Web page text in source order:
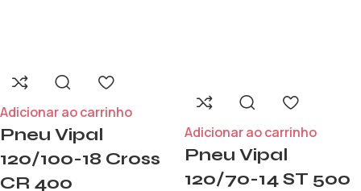
Adicionar ao carrinho
Pneu Vipal
120/100-18 Cross
CR 400
Adicionar ao carrinho
Pneu Vipal
120/70-14 ST 500